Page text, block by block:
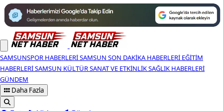
SAMSUNSPOR HABERLERISAMSUN SON DAKIKA HABERLERI EĞITIM
HABERLERISAMSUN KÜLTÜR SANAT VE ETKINLIKSAĞLIK HABERLERI
GÜNDEM
Daha Fazla